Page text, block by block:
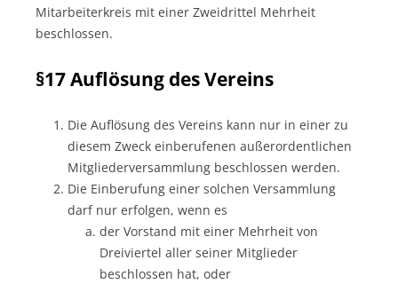
Mitarbeiterkreis mit einer Zweidrittel­ Mehrheit
beschlossen.
§17 Auflösung des Vereins
Die Auflösung des Vereins kann nur in einer zu
diesem Zweck einberufenen außerordentlichen
Mitgliederversammlung beschlossen werden.
Die Einberufung einer solchen Versammlung
darf nur erfolgen, wenn es
der Vorstand mit einer Mehrheit von
Dreiviertel aller seiner Mitglieder
beschlossen hat, oder